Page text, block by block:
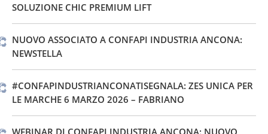
SOLUZIONE CHIC PREMIUM LIFT
NUOVO ASSOCIATO A CONFAPI INDUSTRIA ANCONA:
NEWSTELLA
#CONFAPINDUSTRIANCONATISEGNALA: ZES UNICA PER
LE MARCHE 6 MARZO 2026 – FABRIANO
WEBINAR DI CONFAPI INDUSTRIA ANCONA: NUOVO